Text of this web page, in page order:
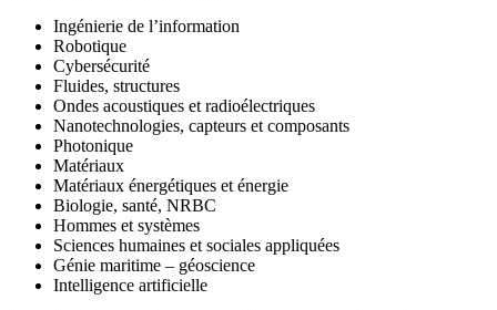
Ingénierie de l’information
Robotique
Cybersécurité
Fluides, structures
Ondes acoustiques et radioélectriques
Nanotechnologies, capteurs et composants
Photonique
Matériaux
Matériaux énergétiques et énergie
Biologie, santé, NRBC
Hommes et systèmes
Sciences humaines et sociales appliquées
Génie maritime – géoscience
Intelligence artificielle